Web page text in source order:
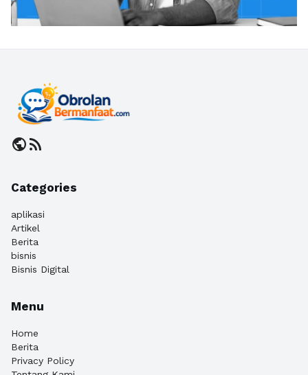
publicrss_feed
Categories
aplikasi
Artikel
Berita
bisnis
Bisnis Digital
Menu
Home
Berita
Privacy Policy